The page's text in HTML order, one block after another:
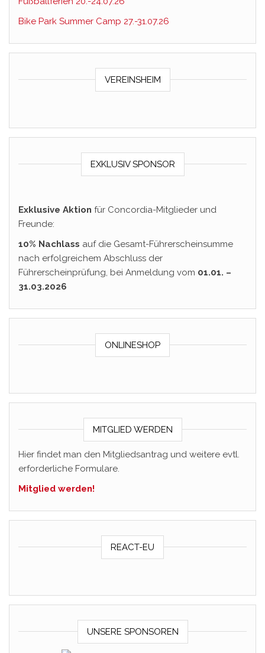
Bike Park Summer Camp 27.-31.07.26
VEREINSHEIM
EXKLUSIV SPONSOR
Exklusive Aktion für Concordia-Mitglieder und
Freunde:
10% Nachlass auf die Gesamt-Führerscheinsumme
nach erfolgreichem Abschluss der
Führerscheinprüfung, bei Anmeldung vom 01.01. –
31.03.2026
ONLINESHOP
MITGLIED WERDEN
Hier findet man den Mitgliedsantrag und weitere evtl.
erforderliche Formulare.
Mitglied werden!
REACT-EU
UNSERE SPONSOREN